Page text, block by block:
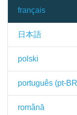
français
日本語
polski
português (pt-
română